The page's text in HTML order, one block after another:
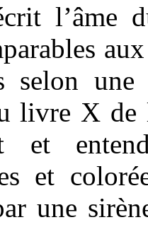
l’âme du
selon
livre X de
et
et
une